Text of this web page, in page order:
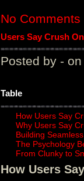
No Comments
Users Say Crush
Posted by - on
Table
How Users Say
Why Users Say
Building
The Psychology
From Clunky to
How Users